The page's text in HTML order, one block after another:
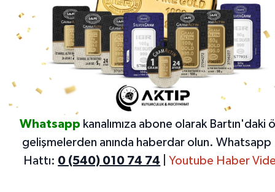
Whatsapp kanalımıza abone olarak Bartın'daki
gelişmelerden anında haberdar olun. Whatsapp
Hattı: 0 (540) 010 74 74 Youtube Haber